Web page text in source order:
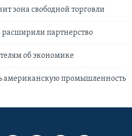
зона свободной торговли
партнерство
об экономике
американскую промышленность